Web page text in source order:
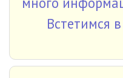
Встетимся